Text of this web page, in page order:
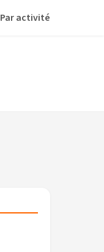
Par activité